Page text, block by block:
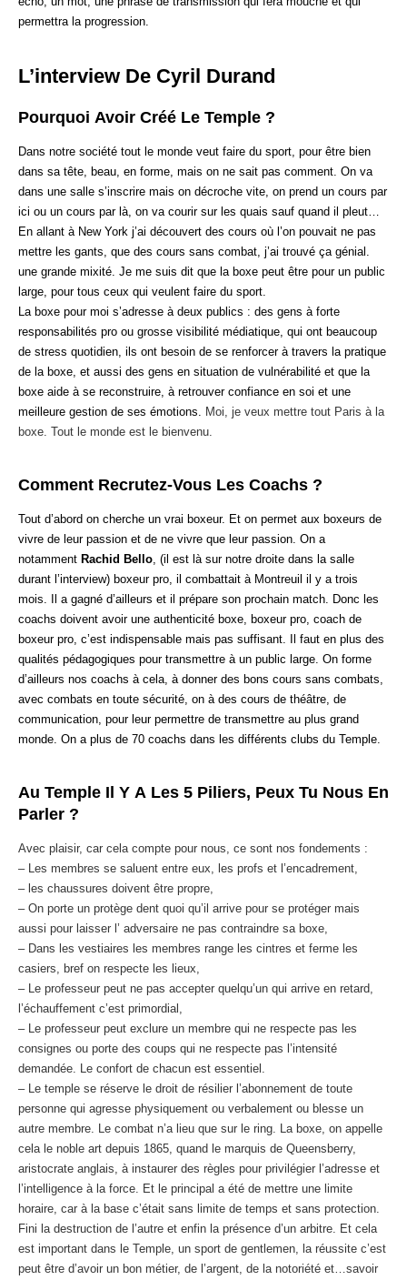
permettra la progression.
L’interview De Cyril Durand
Pourquoi Avoir Créé Le Temple ?
Dans notre société tout le monde veut faire du sport, pour être bien
dans sa tête, beau, en forme, mais on ne sait pas comment. On va
dans une salle s’inscrire mais on décroche vite, on prend un cours par
ici ou un cours par là, on va courir sur les quais sauf quand il pleut…
En allant à New York j’ai découvert des cours où l’on pouvait ne pas
mettre les gants, que des cours sans combat, j’ai trouvé ça génial.
une grande mixité. Je me suis dit que la boxe peut être pour un public
large, pour tous ceux qui veulent faire du sport.
La boxe pour moi s’adresse à deux publics : des gens à forte
responsabilités pro ou grosse visibilité médiatique, qui ont beaucoup
de stress quotidien, ils ont besoin de se renforcer à travers la pratique
de la boxe, et aussi des gens en situation de vulnérabilité et que la
boxe aide à se reconstruire, à retrouver confiance en soi et une
meilleure gestion de ses émotions. Moi, je veux mettre tout Paris à la
boxe. Tout le monde est le bienvenu.
Comment Recrutez-Vous Les Coachs ?
Tout d’abord on cherche un vrai boxeur. Et on permet aux boxeurs de
vivre de leur passion et de ne vivre que leur passion. On a
notamment Rachid Bello , (il est là sur notre droite dans la salle
durant l’interview) boxeur pro, il combattait à Montreuil il y a trois
mois. Il a gagné d’ailleurs et il prépare son prochain match. Donc les
coachs doivent avoir une authenticité boxe, boxeur pro, coach de
boxeur pro, c’est indispensable mais pas suffisant. Il faut en plus des
qualités pédagogiques pour transmettre à un public large. On forme
d’ailleurs nos coachs à cela, à donner des bons cours sans combats,
avec combats en toute sécurité, on à des cours de théâtre, de
communication, pour leur permettre de transmettre au plus grand
monde. On a plus de 70 coachs dans les différents clubs du Temple.
Au Temple Il Y A Les 5 Piliers, Peux Tu Nous En
Parler ?
Avec plaisir, car cela compte pour nous, ce sont nos fondements :
– Les membres se saluent entre eux, les profs et l’encadrement,
– les chaussures doivent être propre,
– On porte un protège dent quoi qu’il arrive pour se protéger mais
aussi pour laisser l’ adversaire ne pas contraindre sa boxe,
– Dans les vestiaires les membres range les cintres et ferme les
casiers, bref on respecte les lieux,
– Le professeur peut ne pas accepter quelqu’un qui arrive en retard,
l’échauffement c’est primordial,
– Le professeur peut exclure un membre qui ne respecte pas les
consignes ou porte des coups qui ne respecte pas l’intensité
demandée. Le confort de chacun est essentiel.
– Le temple se réserve le droit de résilier l’abonnement de toute
personne qui agresse physiquement ou verbalement ou blesse un
autre membre. Le combat n’a lieu que sur le ring. La boxe, on appelle
cela le noble art depuis 1865, quand le marquis de Queensberry,
aristocrate anglais, à instaurer des règles pour privilégier l’adresse et
l’intelligence à la force. Et le principal a été de mettre une limite
horaire, car à la base c’était sans limite de temps et sans protection.
Fini la destruction de l’autre et enfin la présence d’un arbitre. Et cela
est important dans le Temple, un sport de gentlemen, la réussite c’est
peut être d’avoir un bon métier, de l’argent, de la notoriété et…savoir